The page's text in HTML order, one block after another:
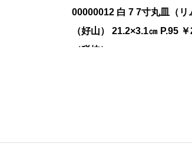
00000012 白 7 7寸丸皿（リ
（好山） 21.2×3.1㎝ P.95
（税抜）